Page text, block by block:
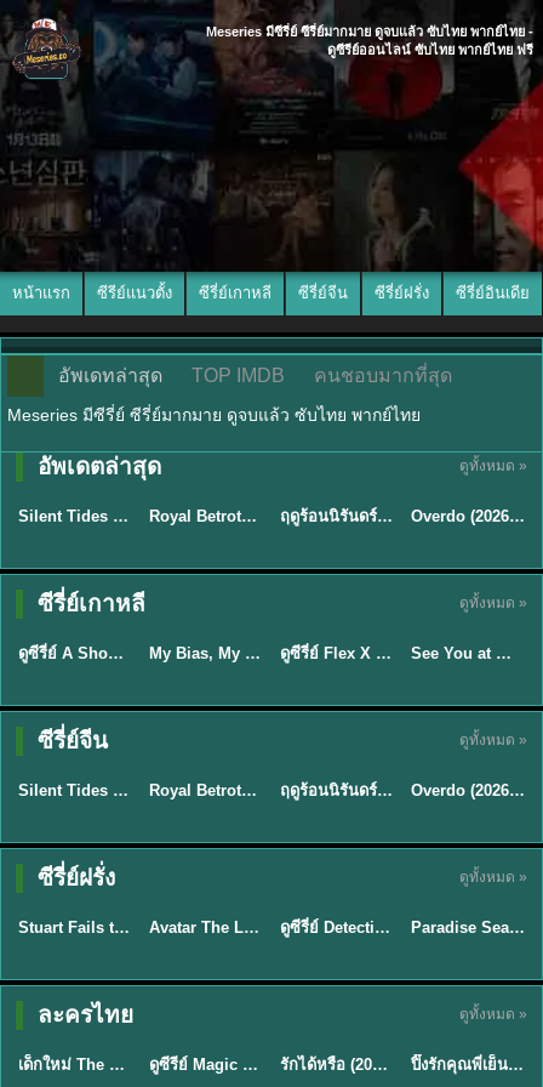
Meseries มีซีรี่ย์ ซีรี่ย์มากมาย ดูจบแล้ว ซับไทย พากย์ไทย -
ดูซีรีย์ออนไลน์ ซับไทย พากย์ไทย ฟรี
หน้าแรก ซีรีย์แนวตั้ง ซีรี่ย์เกาหลี ซีรี่ย์จีน ซีรี่ย์ฝรั่ง ซีรี่ย์อินเดีย
อัพเดทล่าสุด TOP IMDB คนชอบมากที่สุด
Meseries มีซีรี่ย์ ซีรี่ย์มากมาย ดูจบแล้ว ซับไทย พากย์ไทย
อัพเดตล่าสุด ดูทั้งหมด »
★9.5
พากย์ไทย
Silent Tides คลื่นลมลวง (2025) พากย์ไทย ซับไทย EP.1-31 ★9 Royal Betrothal (2026) สัญญาวิวาห์แห่งราชวงศ์ พากย์ไทย ซับไทย EP1-32 ★8.8 ฤดูร้อนนิรันดร์ (2026) Never-Ending Summer พากย์ไทย EP.1-29
ซับไทย
Overdo (2026) รักเกินแค้น พากย์ไทย ซับไทย EP1-33 (จบ)
ซีรี่ย์เกาหลี ดูทั้งหมด »
★8 EP.16
พากย์ไทย
TH EP. 16
ดูซีรี่ย์ A Shop for Killers 2 ร้านลับนักฆ่า ซีซัน 2 (2026) ซับไทย-พากย์ไทย My Bias, My Boss เมื่อเมนฉันเป็นประธานบริษัท (2026) พากย์ไทย ซับไทย EP.1-12 ★8 EP.16
Sub EP. 16 | TH
ดูซีรี่ย์ Flex X Cop คุณชายสายสืบ (2024) พากย์ไทย-ซับไทย EP.1-16 (จบ) ★9
ซับไทย | พากย์
Sub EP. 8 | TH
See You at Work Tomorrow! เจอกันที่ออฟฟิศพรุ่งนี้นะ พากย์ไทย
ซีรี่ย์จีน ดูทั้งหมด »
★9.5
พากย์ไทย
Silent Tides คลื่นลมลวง (2025) พากย์ไทย ซับไทย EP.1-31 ★9 Royal Betrothal (2026) สัญญาวิวาห์แห่งราชวงศ์ พากย์ไทย ซับไทย EP1-32 ★8.8 ฤดูร้อนนิรันดร์ (2026) Never-Ending Summer พากย์ไทย EP.1-29
ซับไทย
Overdo (2026) รักเกินแค้น พากย์ไทย ซับไทย EP1-33 (จบ)
ซีรี่ย์ฝรั่ง ดูทั้งหมด »
★8.8 EP.2
พากย์ไทย
TH EP. 2
Stuart Fails to Save the Universe (2026) สจ๊วตล่มแผนกู้จักรวาล พากย์ไทย EP1-10 ★7.8 EP.7Avatar The Last Airbender 2 เณรน้อยเจ้าอภินิหาร พากย์ไทย EP.9ดูซีรี่ย์ Detective Hole (2026) พากย์ไทย HD ฟรี อัปเดตล่าสุด Netflix EP.8
พากย์ไทย
Paradise Season 2 (2026) พากย์ไทย EP1-8 ดูซีรี่ย์ฝรั่ง HD ครบทุกตอน
ละครไทย ดูทั้งหมด »
★ 8 EP.6
พากย์ไทย
เด็กใหม่ The Reset 2026 EP1-6 พากย์ไทย ดูซีรี่ย์ Netflix ล่าสุด HD ดูซีรีย์ Magic Move (2026) ทำนายทายรัก Thai EP.1-10 HD รักได้หรือ (2026) YOUNG Let's Begin Again พากย์ไทย EP.1-19 ★8
พากย์ไทย
ปิ๊งรักคุณพี่เย็นชา (2026) Frozen Valentine EP.1-10 (จบ)